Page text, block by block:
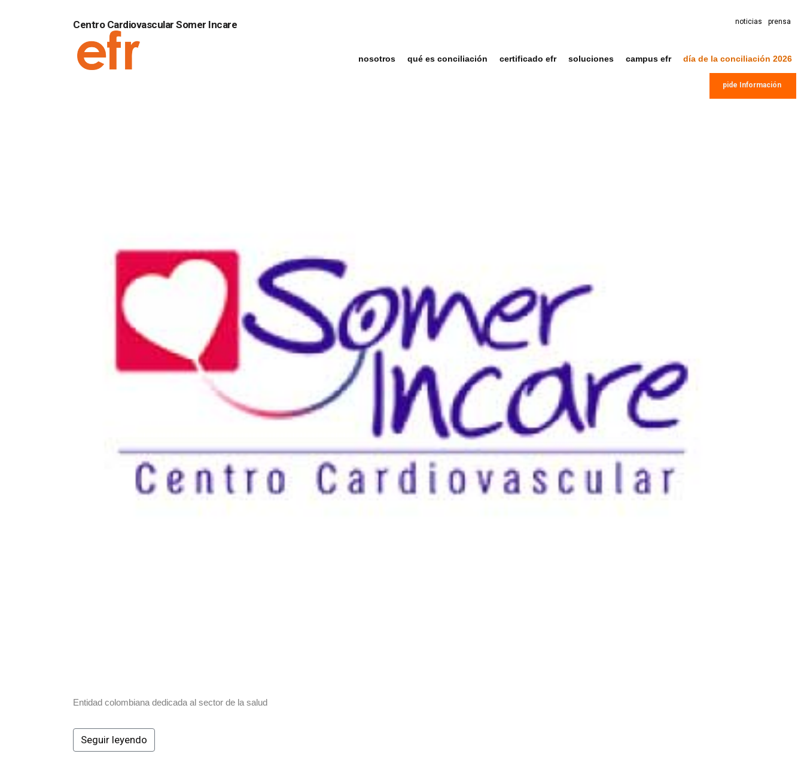
noticias prensa
nosotros qué es conciliación certificado efr soluciones campus efr día de la conciliación 2026
pide Información
Centro Cardiovascular Somer Incare
Entidad colombiana dedicada al sector de la salud
Seguir leyendo